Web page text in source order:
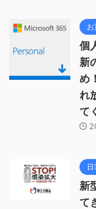
お
個
新
め
れ
て
新
て